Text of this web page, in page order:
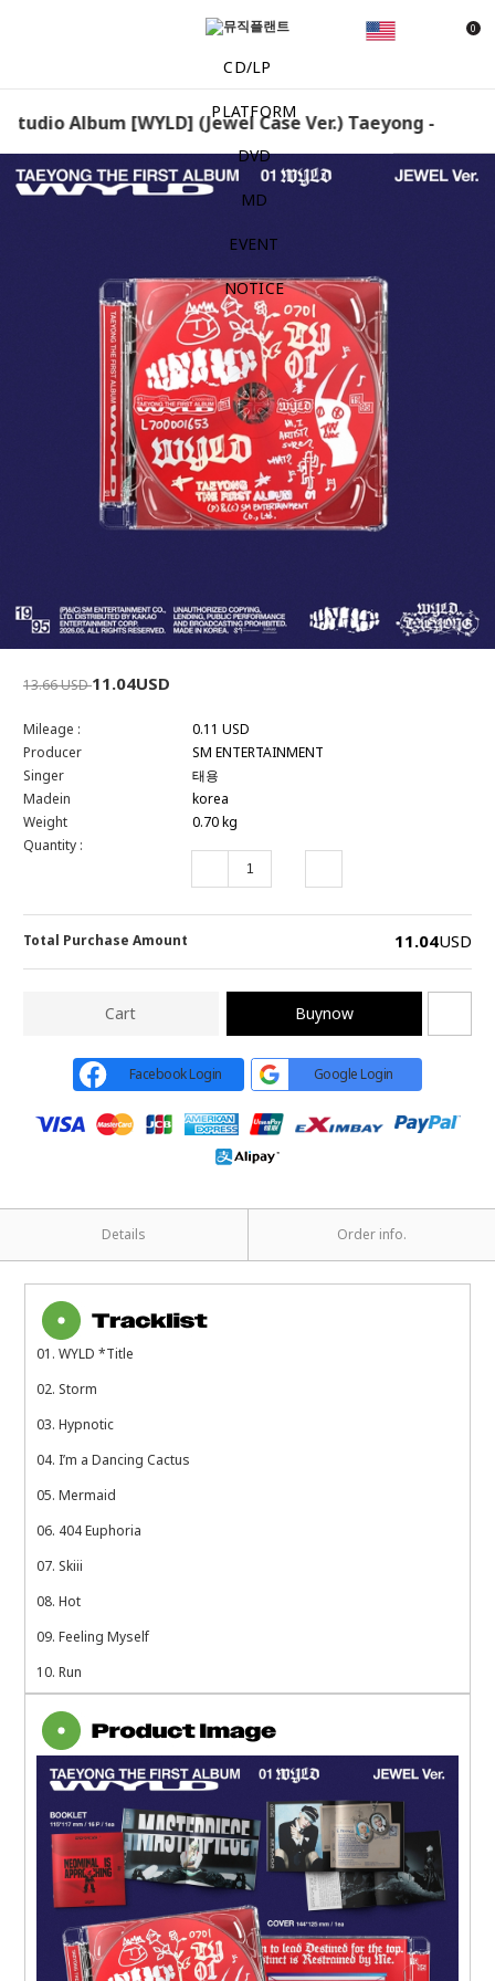
0
CD/LP
PLATFORM
DVD
MD
EVENT
NOTICE
Album [WYLD] (Jewel Case Ver.) Taeyong - 1st
13.66 USD11.04USD
Mileage :
0.11 USD
Producer
SM ENTERTAINMENT
Singer
태용
Madein
korea
Weight
0.70 kg
Quantity :
Total Purchase Amount 11.04USD
Cart Buynow
Facebook Login Google Login
Details Order info.
01. WYLD *Title
02. Storm
03. Hypnotic
04. I’m a Dancing Cactus
05. Mermaid
06. 404 Euphoria
07. Skiii
08. Hot
09. Feeling Myself
10. Run